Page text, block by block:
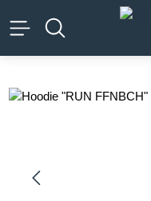
springen
Bildergalerie überspringen